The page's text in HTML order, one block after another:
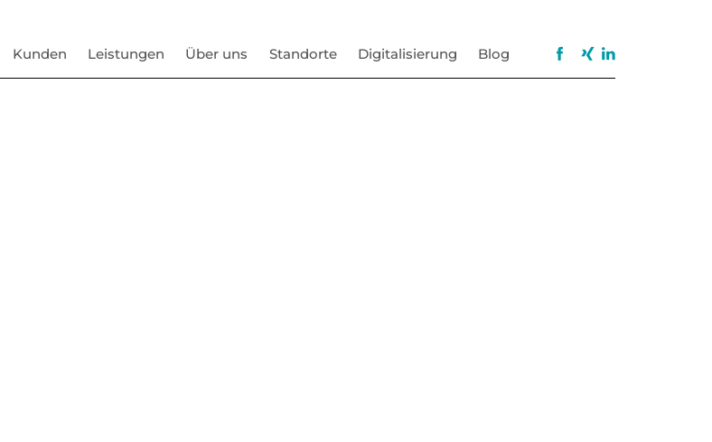
Kunden Leistungen Über uns Standorte Digitalisierung Blog